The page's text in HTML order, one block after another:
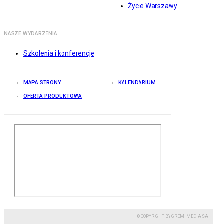
Życie Warszawy
NASZE WYDARZENIA
Szkolenia i konferencje
MAPA STRONY KALENDARIUM
OFERTA PRODUKTOWA
© COPYRIGHT BY GREMI MEDIA SA